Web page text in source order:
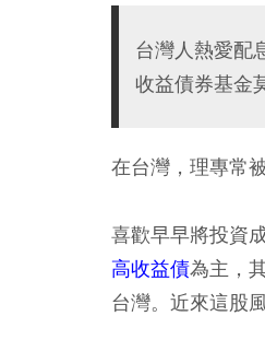
台灣人熱愛配
收益債券基金
在台灣，理專常
喜歡早早將投資
高收益債為主，
台灣。近來這股